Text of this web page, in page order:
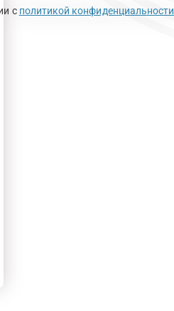
с политикой конфиденциальности